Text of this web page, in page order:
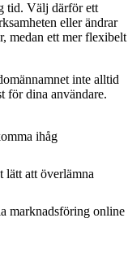
tid. Välj därför ett
eller ändrar
medan ett mer flexibelt
inte alltid
för dina användare.
ihåg
lätt att överlämna
marknadsföring online